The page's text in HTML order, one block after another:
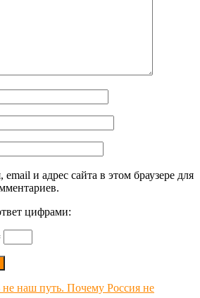
и адрес сайта в этом браузере для
цифрами: